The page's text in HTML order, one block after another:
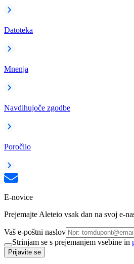
Datoteka
Mnenja
Navdihujoče zgodbe
Poročilo
E-novice
Prejemajte Aleteio vsak dan na svoj e-
Vaš e-poštni naslov
Strinjam se s prejemanjem vsebine in
Prijavite se